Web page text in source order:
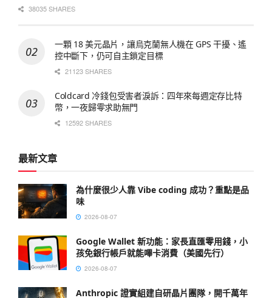
38035 SHARES
一顆 18 美元晶片，讓烏克蘭無人機在 GPS 干擾、遙
控中斷下，仍可自主鎖定目標
21123 SHARES
Coldcard 冷錢包受害者淚訴：四年來每週定存比特
幣，一夜歸零求助無門
12592 SHARES
最新文章
為什麼很少人靠 Vibe coding 成功？重點是品
味
2026-08-07
Google Wallet 新功能：家長直匯零用錢，小
孩免銀行帳戶就能嗶卡消費（美國先行）
2026-08-07
Anthropic 證實組建自研晶片團隊，開千萬年